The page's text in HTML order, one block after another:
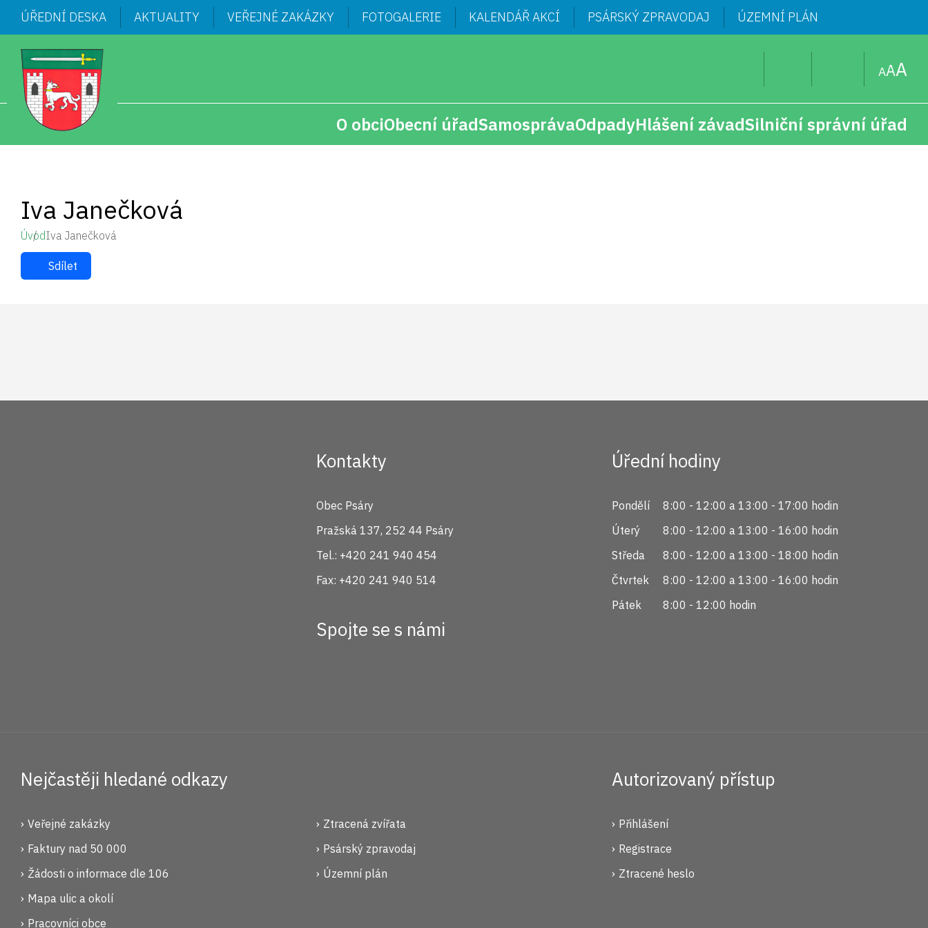
AAA
O obciObecní úřadSamosprávaOdpadyHlášení závadSilniční správní úřad
ÚŘEDNÍ DESKA AKTUALITY VEŘEJNÉ ZAKÁZKY FOTOGALERIE KALENDÁŘ AKCÍ PSÁRSKÝ ZPRAVODAJ ÚZEMNÍ PLÁN
Iva Janečková
ÚvodIva Janečková
Sdílet
Kontakty
Obec Psáry
Pražská 137, 252 44 Psáry
Tel.: +420 241 940 454
Fax: +420 241 940 514
Úřední hodiny
Pondělí
8:00 - 12:00 a 13:00 - 17:00 hodin
Úterý
8:00 - 12:00 a 13:00 - 16:00 hodin
Středa
8:00 - 12:00 a 13:00 - 18:00 hodin
Čtvrtek
8:00 - 12:00 a 13:00 - 16:00 hodin
Pátek
8:00 - 12:00 hodin
Spojte se s námi
Nejčastěji hledané odkazy
Veřejné zakázky
Faktury nad 50 000
Žádosti o informace dle 106
Ztracená zvířata
Psárský zpravodaj
Územní plán
Mapa ulic a okolí
Pracovníci obce
Autorizovaný přístup
Přihlášení
Registrace
Ztracené heslo